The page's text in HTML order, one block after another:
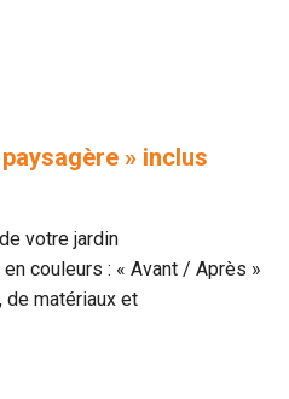
» inclus
votre jardin
couleurs : « Avant / Après »
de matériaux et